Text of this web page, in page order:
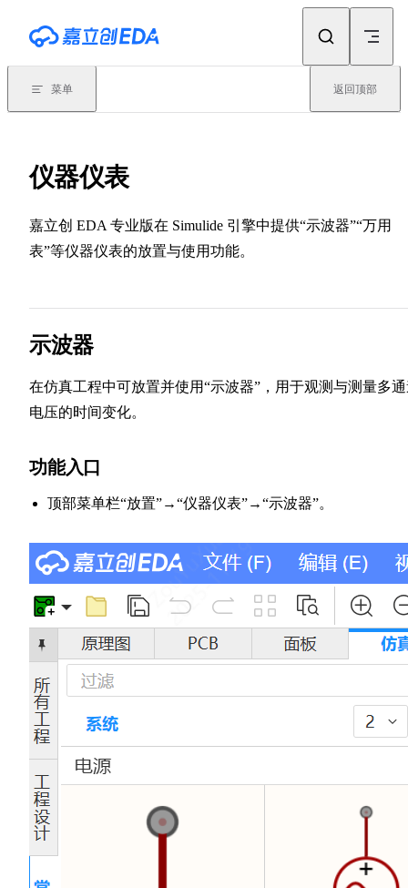
菜单 返回顶部
仪器仪表
嘉立创 EDA 专业版在 Simulide 引擎中提供“示波器”“万用
表”等仪器仪表的放置与使用功能。
示波器
在仿真工程中可放置并使用“示波器”，用于观测与测量多
电压的时间变化。
功能入口
顶部菜单栏“放置”→“仪器仪表”→“示波器”。